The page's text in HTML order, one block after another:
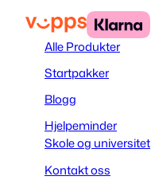
Alle Produkter
Startpakker
Blogg
Hjelpeminder
Skole og universitet
Kontakt oss